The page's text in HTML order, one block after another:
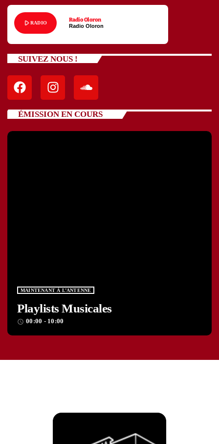
play_arrowRADIO Radio Oloron
Radio Oloron
SUIVEZ NOUS !
ÉMISSION EN COURS
MAINTENANT À L’ANTENNE
Playlists Musicales
access_time 00:00 - 10:00